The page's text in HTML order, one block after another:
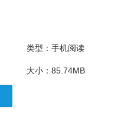
类型：手机阅读
大小：85.74MB